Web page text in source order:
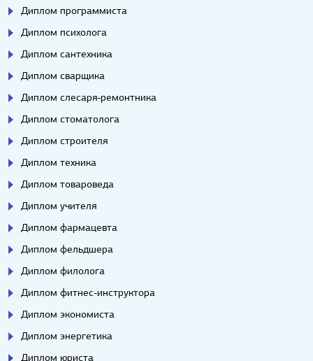
Диплом программиста
Диплом психолога
Диплом сантехника
Диплом сварщика
Диплом слесаря-ремонтника
Диплом стоматолога
Диплом строителя
Диплом техника
Диплом товароведа
Диплом учителя
Диплом фармацевта
Диплом фельдшера
Диплом филолога
Диплом фитнес-инструктора
Диплом экономиста
Диплом энергетика
Диплом юриста